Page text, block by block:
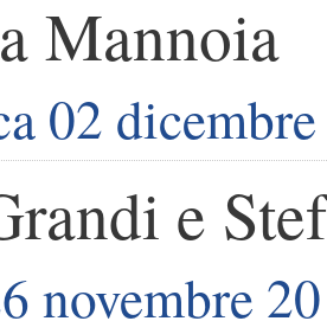
Mannoia
02
e
novembre